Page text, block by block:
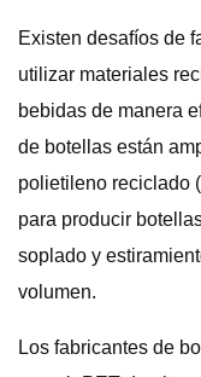
Existen desafíos de
utilizar materiales
bebidas de manera
de botellas están
polietileno reciclado
para producir
soplado y
volumen.
Los fabricantes de